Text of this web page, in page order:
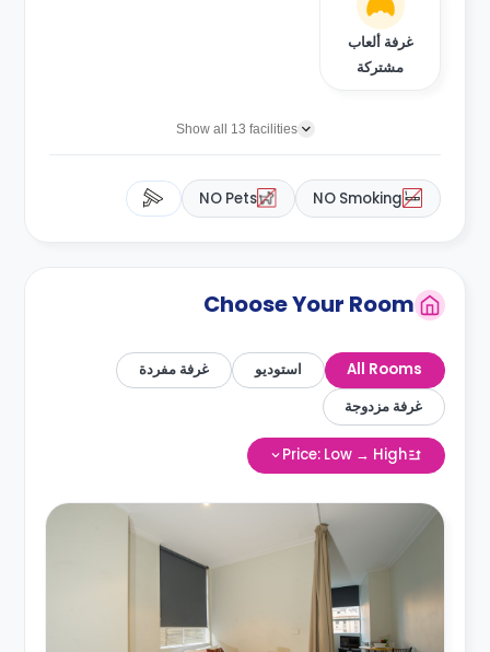
غرفة ألعاب
مشتركة
Show all 13 facilities
NO Smoking
NO Pets
Choose Your Room
All Rooms استوديو
غرفة مفردة
غرفة مزدوجة
Price: Low → High